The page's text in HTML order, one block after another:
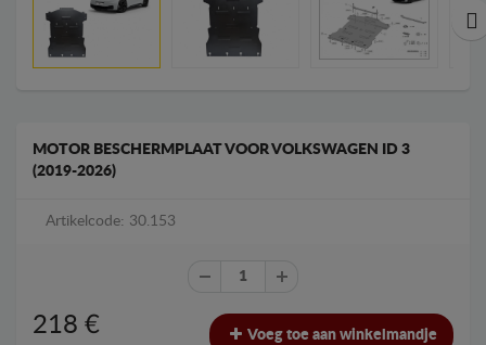
MOTOR BESCHERMPLAAT VOOR VOLKSWAGEN ID 3
(2019-2026)
Artikelcode: 30.153
218 € Voeg toe aan winkelmandje